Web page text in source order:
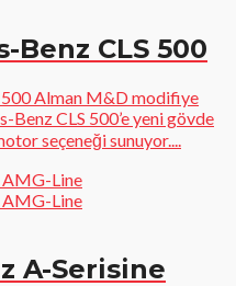
Benz CLS 500
Alman M&D modifiye
CLS 500’e yeni gövde
seçeneği sunuyor....
A-Serisine